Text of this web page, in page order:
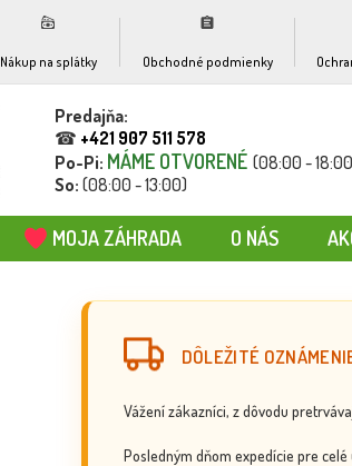
Nákup na splátky Obchodné podmienky
Predajňa:
☎ +421 907 511 578
Po-Pi: MÁME OTVORENÉ (08:00 -
So: (08:00 - 13:00)
MOJA ZÁHRADA O NÁS
DÔLEŽITÉ
Vážení zákazníci, z dôvodu
Posledným dňom expedície pre